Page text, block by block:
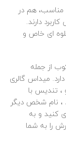
مناسب، هم در
دارند.
ای خاص و
از جمله
میداس گالری
، تندیس با
، نام شخص دیگر
کنید و به
را به شما